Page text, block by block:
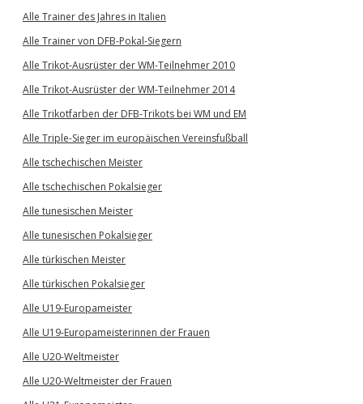
Alle Trainer des Jahres in Italien
Alle Trainer von DFB-Pokal-Siegern
Alle Trikot-Ausrüster der WM-Teilnehmer 2010
Alle Trikot-Ausrüster der WM-Teilnehmer 2014
Alle Trikotfarben der DFB-Trikots bei WM und EM
Alle Triple-Sieger im europäischen Vereinsfußball
Alle tschechischen Meister
Alle tschechischen Pokalsieger
Alle tunesischen Meister
Alle tunesischen Pokalsieger
Alle türkischen Meister
Alle türkischen Pokalsieger
Alle U19-Europameister
Alle U19-Europameisterinnen der Frauen
Alle U20-Weltmeister
Alle U20-Weltmeister der Frauen